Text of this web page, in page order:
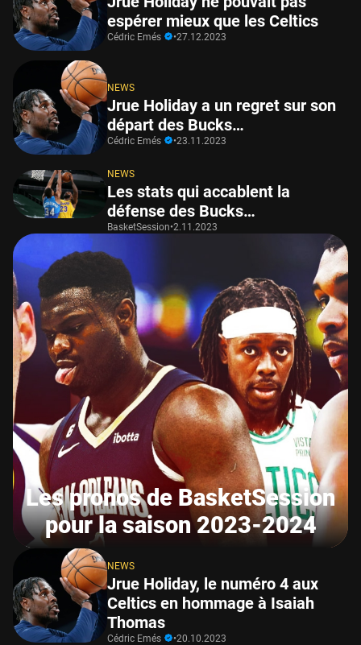
espérer mieux que les Celtics
Cédric Emés •27.12.2023
NEWS
Jrue Holiday a un regret sur son
départ des Bucks…
Cédric Emés •23.11.2023
NEWS
Les stats qui accablent la
défense des Bucks…
BasketSession•2.11.2023
Les pronos de BasketSession
pour la saison 2023-2024
NEWS
Jrue Holiday, le numéro 4 aux
Celtics en hommage à Isaiah
Thomas
Cédric Emés •20.10.2023